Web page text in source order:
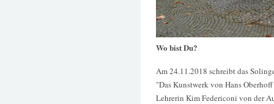
Wo bist Du?
Am 24.11.2018 schreibt das
"Das Kunstwerk von Hans
Lehrerin Kim Federiconi von der